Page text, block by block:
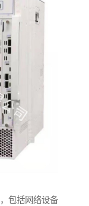
包括网络设备